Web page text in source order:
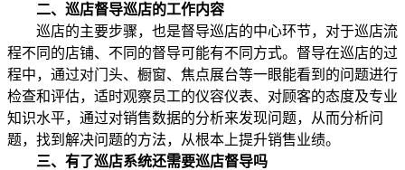
二、巡店督导巡店的工作内容
巡店的主要步骤，也是督导巡店的中心环节，对于巡店流
程不同的店铺、不同的督导可能有不同方式。督导在巡店的过
程中，通过对门头、橱窗、焦点展台等一眼能看到的问题进行
检查和评估，适时观察员工的仪容仪表、对顾客的态度及专业
知识水平，通过对销售数据的分析来发现问题，从而分析问
题，找到解决问题的方法，从根本上提升销售业绩。
三、有了巡店系统还需要巡店督导吗